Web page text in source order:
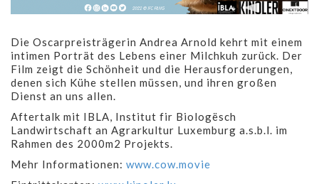
Die Oscarpreisträgerin Andrea Arnold kehrt mit einem
intimen Porträt des Lebens einer Milchkuh zurück. Der
Film zeigt die Schönheit und die Herausforderungen,
denen sich Kühe stellen müssen, und ihren großen
Dienst an uns allen.
Aftertalk mit IBLA, Institut fir Biologësch
Landwirtschaft an Agrarkultur Luxemburg a.s.b.l. im
Rahmen des 2000m2 Projekts.
Mehr Informationen: www.cow.movie